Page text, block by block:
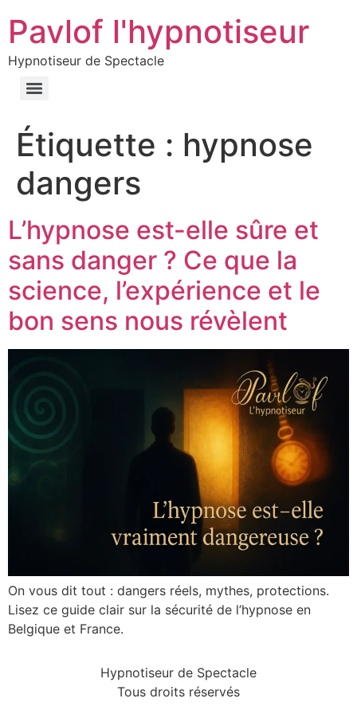
Pavlof l'hypnotiseur
Hypnotiseur de Spectacle
Étiquette : hypnose
dangers
L’hypnose est-elle sûre et
sans danger ? Ce que la
science, l’expérience et le
bon sens nous révèlent
On vous dit tout : dangers réels, mythes, protections.
Lisez ce guide clair sur la sécurité de l’hypnose en
Belgique et France.
Hypnotiseur de Spectacle
Tous droits réservés